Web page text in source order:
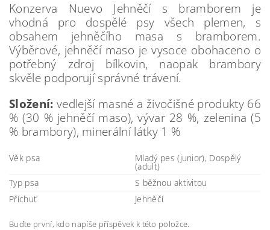
Konzerva Nuevo Jehněčí s bramborem je
vhodná pro dospělé psy všech plemen, s
obsahem jehněčího masa s bramborem.
Výběrové, jehněčí maso je vysoce obohaceno o
potřebný zdroj bílkovin, naopak brambory
skvěle podporují správné trávení.
Složení:vedlejší masné a živočišné produkty 66
% (30 % jehněčí maso), vývar 28 %, zelenina (5
% brambory), minerální látky 1 %
Věk psa Mladý pes (junior), Dospělý
(adult)
Typ psa
S běžnou aktivitou
Příchuť
Jehněčí
Buďte první, kdo napíše příspěvek k této položce.